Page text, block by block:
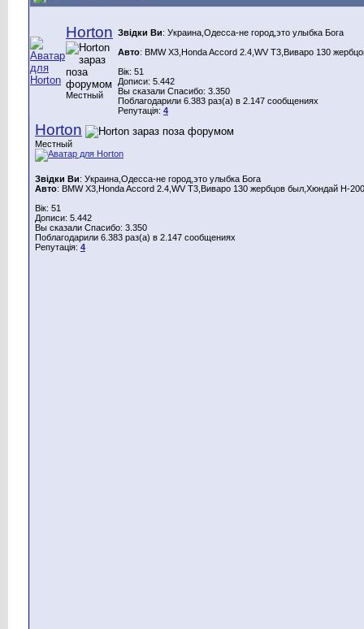
Horton
Местный
Звідки Ви: Украина,Одесса-не город,это улыбка Бога
Авто: BMW X3,Honda Aссord 2.4,WV T3,Виваро 130
Вік: 51
Дописи: 5.442
Вы сказали Спасибо: 3.350
Поблагодарили 6.383 раз(а) в 2.147 сообщениях
Репутація: 4
Horton
Местный
Звідки Ви: Украина,Одесса-не город,это улыбка Бога
Авто: BMW X3,Honda Aссord 2.4,WV T3,Виваро 130 жербцов был,Хюндай Н-
Вік: 51
Дописи: 5.442
Вы сказали Спасибо: 3.350
Поблагодарили 6.383 раз(а) в 2.147 сообщениях
Репутація: 4